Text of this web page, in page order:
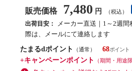
販売価格 7,480 円 （税込）
出荷目安：
メーカー直送｜1～2週
際は、メールにて連絡します
たまるdポイント
（通常）
68
+キャンペーンポイント
（期間・用途